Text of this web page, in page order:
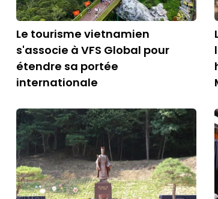
Le tourisme vietnamien
s'associe à VFS Global pour
étendre sa portée
internationale